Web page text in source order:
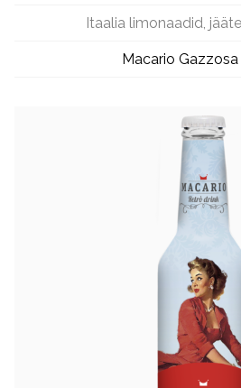
Itaalia limonaadid,
Macario